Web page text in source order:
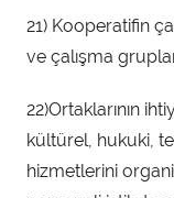
21) Kooperatifin
ve çalışma
22)Ortaklarının
kültürel, hukuki,
hizmetlerini